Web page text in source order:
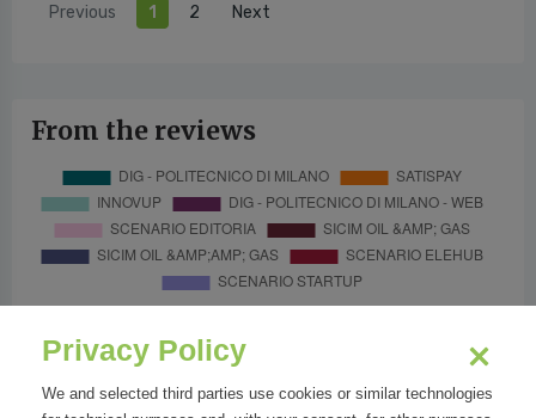
Previous 1 2 Next
From the reviews
Privacy Policy
We and selected third parties use cookies or similar technologies